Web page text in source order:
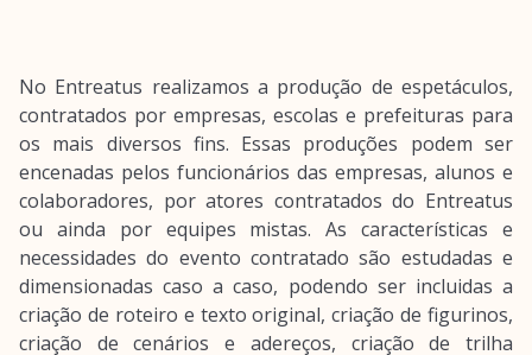
No Entreatus realizamos a produção de espetáculos,
contratados por empresas, escolas e prefeituras para
os mais diversos fins. Essas produções podem ser
encenadas pelos funcionários das empresas, alunos e
colaboradores, por atores contratados do Entreatus
ou ainda por equipes mistas. As características e
necessidades do evento contratado são estudadas e
dimensionadas caso a caso, podendo ser incluidas a
criação de roteiro e texto original, criação de figurinos,
criação de cenários e adereços, criação de trilha